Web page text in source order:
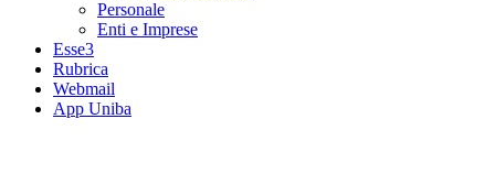
Personale
Enti e Imprese
Esse3
Rubrica
Webmail
App Uniba